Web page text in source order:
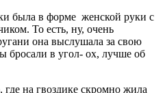
в форме женской руки с
То есть, ну, очень
она выслушала за свою
бросали в угол- ох, лучше об
на гвоздике скромно жила